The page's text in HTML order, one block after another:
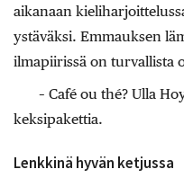
aikanaan
ystäväksi. Emmauksen
ilmapiirissä on turvallista
– Café ou thé? Ulla
keksipakettia.
Lenkkinä hyvän ketjussa